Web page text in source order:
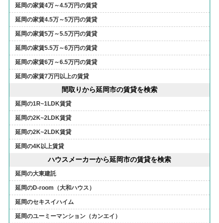
延岡の家賃4万～4.5万円の賃貸
延岡の家賃4.5万～5万円の賃貸
延岡の家賃5万～5.5万円の賃貸
延岡の家賃5.5万～6万円の賃貸
延岡の家賃6万～6.5万円の賃貸
延岡の家賃7万円以上の賃貸
間取りから延岡市の賃貸を検索
延岡の1R~1LDK賃貸
延岡の2K~2LDK賃貸
延岡の2K~2LDK賃貸
延岡の4K以上賃貸
ハウスメーカーから延岡市の賃貸を検索
延岡の大東建託
延岡のD-room（大和ハウス）
延岡のセキスイハイム
延岡のユーミーマンション（カンエイ）